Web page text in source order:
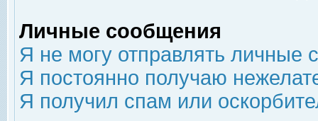
Личные сообщения
Я не могу отправлять личные
Я постоянно получаю
Я получил спам или